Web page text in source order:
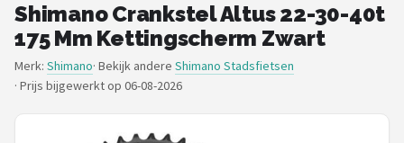
Merken
Blog
Fietsroutes
Shimano Crankstel Altus 22-30-40t
175 Mm Kettingscherm Zwart
Merk: Shimano· Bekijk andere Shimano Stadsfietsen
· Prijs bijgewerkt op 06-08-2026